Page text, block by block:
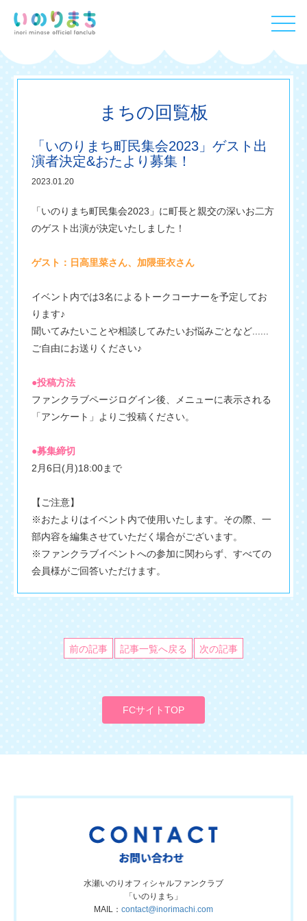
まちの回覧板
「いのりまち町民集会2023」ゲスト出
演者決定&おたより募集！
2023.01.20
「いのりまち町民集会2023」に町長と親交の深いお二方
のゲスト出演が決定いたしました！
ゲスト：日高里菜さん、加隈亜衣さん
イベント内では3名によるトークコーナーを予定してお
ります♪
聞いてみたいことや相談してみたいお悩みごとなど......
ご自由にお送りください♪
●投稿方法
ファンクラブページログイン後、メニューに表示される
「アンケート」よりご投稿ください。
●募集締切
2月6日(月)18:00まで
【ご注意】
※おたよりはイベント内で使用いたします。その際、一
部内容を編集させていただく場合がございます。
※ファンクラブイベントへの参加に関わらず、すべての
会員様がご回答いただけます。
前の記事 記事一覧へ戻る 次の記事
FCサイトTOP
水瀬いのりオフィシャルファンクラブ
「いのりまち」
MAIL： contact@inorimachi.com